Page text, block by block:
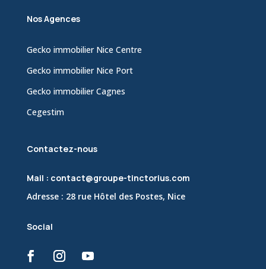
Nos Agences
Gecko immobilier Nice Centre
Gecko immobilier Nice Port
Gecko immobilier Cagnes
Cegestim
Contactez-nous
Mail : contact@groupe-tinctorius.com
Adresse : 28 rue Hôtel des Postes, Nice
Social